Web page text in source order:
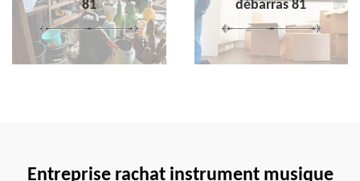
81
débarras 81
Entreprise rachat instrument musique